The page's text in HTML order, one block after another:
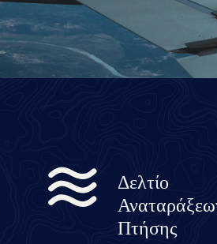
Δελτίο
Πτήσης